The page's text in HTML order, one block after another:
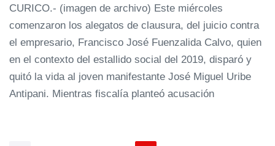
CURICO.- (imagen de archivo) Este miércoles
comenzaron los alegatos de clausura, del juicio contra
el empresario, Francisco José Fuenzalida Calvo, quien
en el contexto del estallido social del 2019, disparó y
quitó la vida al joven manifestante José Miguel Uribe
Antipani. Mientras fiscalía planteó acusación